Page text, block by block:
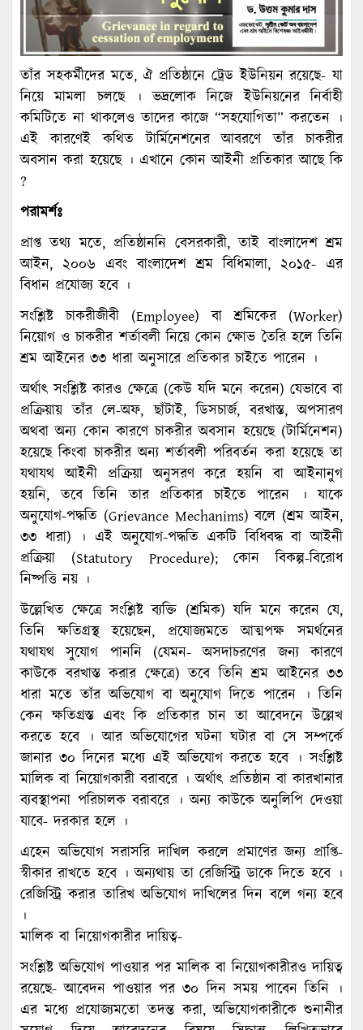
তাঁর সহকর্মীদের মতে, ঐ প্রতিষ্ঠানে ট্রেড ইউনিয়ন রয়েছে- যা
নিয়ে মামলা চলছে । ভদ্রলোক নিজে ইউনিয়নের নির্বাহী
কমিটিতে না থাকলেও তাদের কাজে “সহযোগিতা” করতেন ।
এই কারণেই কথিত টার্মিনেশনের আবরণে তাঁর চাকরীর
অবসান করা হয়েছে । এখানে কোন আইনী প্রতিকার আছে কি
?
পরামর্শঃ
প্রাপ্ত তথ্য মতে, প্রতিষ্ঠাননি বেসরকারী, তাই বাংলাদেশ শ্রম
আইন, ২০০৬ এবং বাংলাদেশ শ্রম বিধিমালা, ২০১৫- এর
বিধান প্রযোজ্য হবে ।
সংশ্লিষ্ট চাকরীজীবী (Employee) বা শ্রমিকের (Worker)
নিয়োগ ও চাকরীর শর্তাবলী নিয়ে কোন ক্ষোভ তৈরি হলে তিনি
শ্রম আইনের ৩৩ ধারা অনুসারে প্রতিকার চাইতে পারেন ।
অর্থাৎ সংশ্লিষ্ট কারও ক্ষেত্রে (কেউ যদি মনে করেন) যেভাবে বা
প্রক্রিয়ায় তাঁর লে-অফ, ছাঁটাই, ডিসচার্জ, বরখাস্ত, অপসারণ
অথবা অন্য কোন কারণে চাকরীর অবসান হয়েছে (টার্মিনেশন)
হয়েছে কিংবা চাকরীর অন্য শর্তাবলী পরিবর্তন করা হয়েছে তা
যথাযথ আইনী প্রক্রিয়া অনুসরণ করে হয়নি বা আইনানুগ
হয়নি, তবে তিনি তার প্রতিকার চাইতে পারেন । যাকে
অনুযোগ-পদ্ধতি (Grievance Mechanims) বলে (শ্রম আইন,
৩৩ ধারা) । এই অনুযোগ-পদ্ধতি একটি বিধিবদ্ধ বা আইনী
প্রক্রিয়া (Statutory Procedure); কোন বিকল্প-বিরোধ
নিষ্পত্তি নয় ।
উল্লেখিত ক্ষেত্রে সংশ্লিষ্ট ব্যক্তি (শ্রমিক) যদি মনে করেন যে,
তিনি ক্ষতিগ্রস্থ হয়েছেন, প্রযোজ্যমতে আত্মপক্ষ সমর্থনের
যথাযথ সুযোগ পাননি (যেমন- অসদাচরণের জন্য কারণে
কাউকে বরখাস্ত করার ক্ষেত্রে) তবে তিনি শ্রম আইনের ৩৩
ধারা মতে তাঁর অভিযোগ বা অনুযোগ দিতে পারেন । তিনি
কেন ক্ষতিগ্রস্ত এবং কি প্রতিকার চান তা আবেদনে উল্লেখ
করতে হবে । আর অভিযোগের ঘটনা ঘটার বা সে সম্পর্কে
জানার ৩০ দিনের মধ্যে এই অভিযোগ করতে হবে । সংশ্লিষ্ট
মালিক বা নিয়োগকারী বরাবরে । অর্থাৎ প্রতিষ্ঠান বা কারখানার
ব্যবস্থাপনা পরিচালক বরাবরে । অন্য কাউকে অনুলিপি দেওয়া
যাবে- দরকার হলে ।
এহেন অভিযোগ সরাসরি দাখিল করলে প্রমাণের জন্য প্রাপ্তি-
স্বীকার রাখতে হবে । অন্যথায় তা রেজিস্ট্রি ডাকে দিতে হবে ।
রেজিস্ট্রি করার তারিখ অভিযোগ দাখিলের দিন বলে গন্য হবে
।
মালিক বা নিয়োগকারীর দায়িত্ব-
সংশ্লিষ্ট অভিযোগ পাওয়ার পর মালিক বা নিয়োগকারীরও দায়িত্ব
রয়েছে- আবেদন পাওয়ার পর ৩০ দিন সময় পাবেন তিনি ।
এর মধ্যে প্রযোজ্যমতো তদন্ত করা, অভিযোগকারীকে শুনানীর